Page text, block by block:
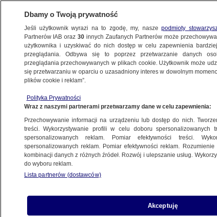
METEO
Dbamy o Twoją prywatność
Jeśli użytkownik wyrazi na to zgodę, my, naszepodmioty
Partnerów IAB oraz30 innych Zaufanych Partnerów może
użytkownika i uzyskiwać do nich dostęp w celu zapewnienia
przeglądania. Odbywa się to poprzez przetwarzanie danych
przeglądania przechowywanych w plikach cookie. Użytkownik może
się przetwarzaniu w oparciu o uzasadniony interes w dowolnym
plików cookie i reklam”.
Polityka Prywatności
Wraz z naszymi partnerami przetwarzamy dane w celu zapewnienia:
Przechowywanie informacji na urządzeniu lub dostęp do nich.
treści. Wykorzystywanie profili w celu doboru spersonalizowanych
spersonalizowanych reklam. Pomiar efektywności treści.
spersonalizowanych reklam. Pomiar efektywności reklam.
kombinacji danych z różnych źródeł. Rozwój i ulepszanie usług.
do wyboru reklam.
Lista partnerów (dostawców)
Akceptuję